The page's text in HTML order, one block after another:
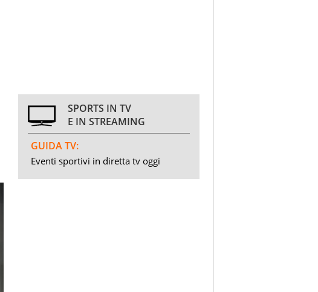
SPORTS IN TV
E IN STREAMING
GUIDA TV:
Eventi sportivi in diretta tv oggi